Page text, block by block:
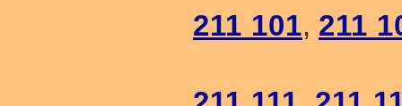
211 101, 211